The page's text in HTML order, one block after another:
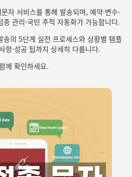
자 서비스를 통해 발송되며, 예약·변수·
종 관리·국민 추적 자동화가 가능합니다.
송의 5단계 실전 프로세스와 상황별 템플
항·성공 팁까지 상세히 다룹니다.
께 확인하세요.